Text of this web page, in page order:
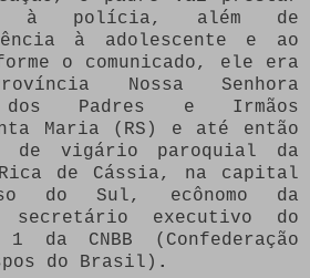
à polícia, além de
à adolescente e ao
o comunicado, ele era
Nossa Senhora
dos Padres e Irmãos
Maria (RS) e até então
de vigário paroquial da
de Cássia, na capital
do Sul, ecônomo da
secretário executivo do
da CNBB (Confederação
do Brasil) .